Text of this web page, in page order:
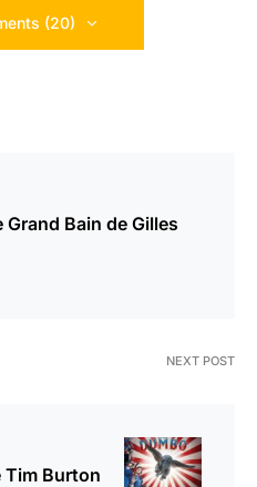
(20)
Grand Bain de Gilles
NEXT POST
Tim Burton